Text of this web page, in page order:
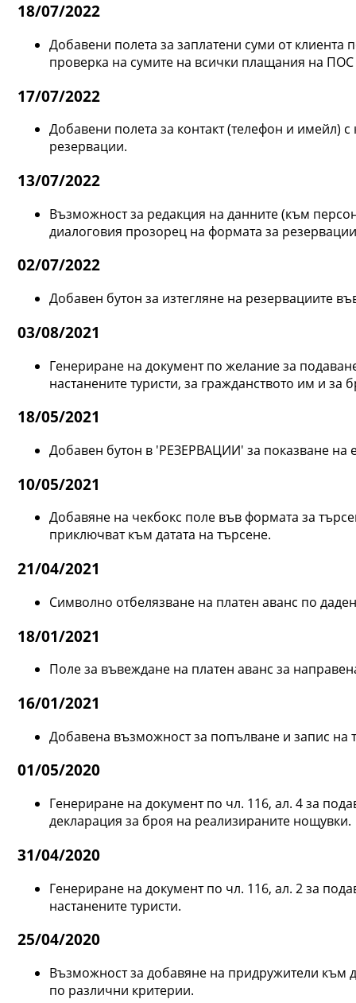
18/07/2022
Добавени полета за заплатени суми от
проверка на сумите на всички плащания на
17/07/2022
Добавени полета за контакт (телефон и имейл)
резервации.
13/07/2022
Възможност за редакция на данните (към
диалоговия прозорец на формата за
02/07/2022
Добавен бутон за изтегляне на резервациите
03/08/2021
Генериране на документ по желание за
настанените туристи, за гражданството им и за
18/05/2021
Добавен бутон в 'РЕЗЕРВАЦИИ' за показване на
10/05/2021
Добавяне на чекбокс поле във формата за
приключват към датата на търсене.
21/04/2021
Символно отбелязване на платен аванс по
18/01/2021
Поле за въвеждане на платен аванс за
16/01/2021
Добавена възможност за попълване и запис на
01/05/2020
Генериране на документ по чл. 116, ал. 4 за
декларация за броя на реализираните нощувки.
31/04/2020
Генериране на документ по чл. 116, ал. 2 за
настанените туристи.
25/04/2020
Възможност за добавяне на придружители към
по различни критерии.